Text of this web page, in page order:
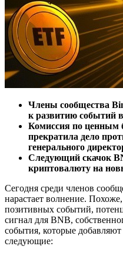
Члены сообщества
к развитию событий
Комиссия по ценным
прекратила дело
генерального
Следующий скачок
криптовалюту на
Сегодня среди членов
нарастает волнение.
позитивных событий,
сигнал для BNB,
события, которые
следующие: